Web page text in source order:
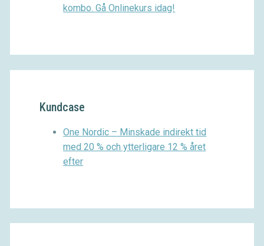
kombo. Gå Onlinekurs idag!
Kundcase
One Nordic – Minskade indirekt tid
med 20 % och ytterligare 12 % året
efter